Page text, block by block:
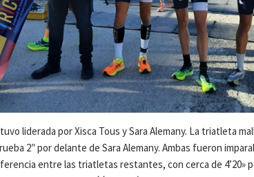
liderada por Xisca Tous y Sara Alemany. La triatleta
2″ por delante de Sara Alemany. Ambas fueron
entre las triatletas restantes, con cerca de 4’20»